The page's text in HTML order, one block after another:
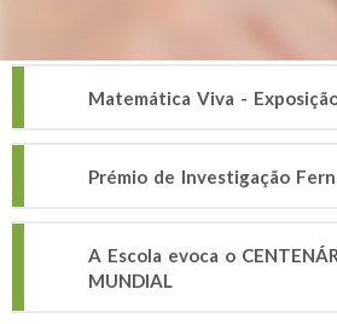
Matemática Viva -
Prémio de Investigação
A Escola evoca o
MUNDIAL